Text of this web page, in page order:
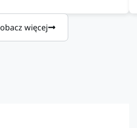
więcej